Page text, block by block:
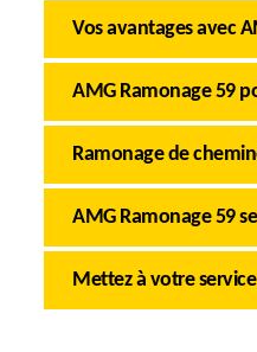
Vos avantages avec
AMG Ramonage 59
Ramonage de
AMG Ramonage 59
Mettez à votre